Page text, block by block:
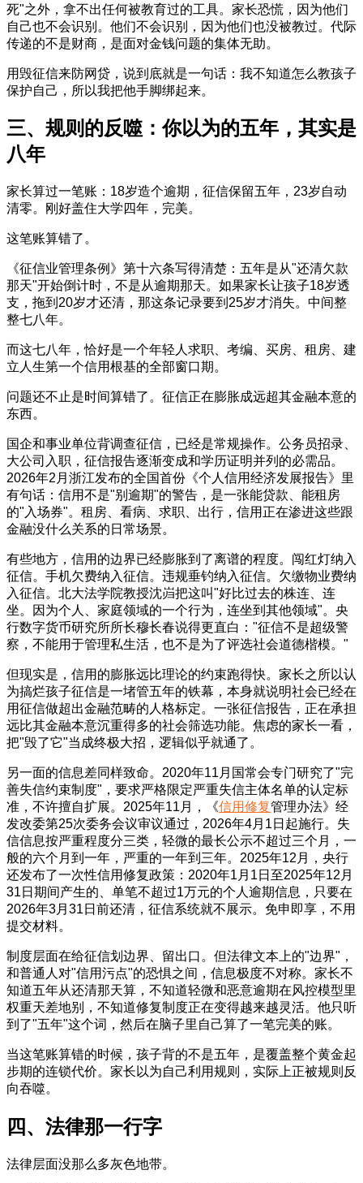
死"之外，拿不出任何被教育过的工具。家长恐慌，因为他们
自己也不会识别。他们不会识别，因为他们也没被教过。代际
传递的不是财商，是面对金钱问题的集体无助。
用毁征信来防网贷，说到底就是一句话：我不知道怎么教孩子
保护自己，所以我把他手脚绑起来。
三、规则的反噬：你以为的五年，其实是
八年
家长算过一笔账：18岁造个逾期，征信保留五年，23岁自动
清零。刚好盖住大学四年，完美。
这笔账算错了。
《征信业管理条例》第十六条写得清楚：五年是从"还清欠款
那天"开始倒计时，不是从逾期那天。如果家长让孩子18岁透
支，拖到20岁才还清，那这条记录要到25岁才消失。中间整
整七八年。
而这七八年，恰好是一个年轻人求职、考编、买房、租房、建
立人生第一个信用根基的全部窗口期。
问题还不止是时间算错了。征信正在膨胀成远超其金融本意的
东西。
国企和事业单位背调查征信，已经是常规操作。公务员招录、
大公司入职，征信报告逐渐变成和学历证明并列的必需品。
2026年2月浙江发布的全国首份《个人信用经济发展报告》里
有句话：信用不是"别逾期"的警告，是一张能贷款、能租房
的"入场券"。租房、看病、求职、出行，信用正在渗进这些跟
金融没什么关系的日常场景。
有些地方，信用的边界已经膨胀到了离谱的程度。闯红灯纳入
征信。手机欠费纳入征信。违规垂钓纳入征信。欠缴物业费纳
入征信。北大法学院教授沈岿把这叫"好比过去的株连、连
坐。因为个人、家庭领域的一个行为，连坐到其他领域"。央
行数字货币研究所所长穆长春说得更直白："征信不是超级警
察，不能用于管理私生活，也不是为了评选社会道德楷模。"
但现实是，信用的膨胀远比理论的约束跑得快。家长之所以认
为搞烂孩子征信是一堵管五年的铁幕，本身就说明社会已经在
用征信做超出金融范畴的人格标定。一张征信报告，正在承担
远比其金融本意沉重得多的社会筛选功能。焦虑的家长一看，
把"毁了它"当成终极大招，逻辑似乎就通了。
另一面的信息差同样致命。2020年11月国常会专门研究了"完
善失信约束制度"，要求严格限定严重失信主体名单的认定标
准，不许擅自扩展。2025年11月，《信用修复管理办法》经
发改委第25次委务会议审议通过，2026年4月1日起施行。失
信信息按严重程度分三类，轻微的最长公示不超过三个月，一
般的六个月到一年，严重的一年到三年。2025年12月，央行
还发布了一次性信用修复政策：2020年1月1日至2025年12月
31日期间产生的、单笔不超过1万元的个人逾期信息，只要在
2026年3月31日前还清，征信系统就不展示。免申即享，不用
提交材料。
制度层面在给征信划边界、留出口。但法律文本上的"边界"，
和普通人对"信用污点"的恐惧之间，信息极度不对称。家长不
知道五年从还清那天算，不知道轻微和恶意逾期在风控模型里
权重天差地别，不知道修复制度正在变得越来越灵活。他只听
到了"五年"这个词，然后在脑子里自己算了一笔完美的账。
当这笔账算错的时候，孩子背的不是五年，是覆盖整个黄金起
步期的连锁代价。家长以为自己利用规则，实际上正被规则反
向吞噬。
四、法律那一行字
法律层面没那么多灰色地带。